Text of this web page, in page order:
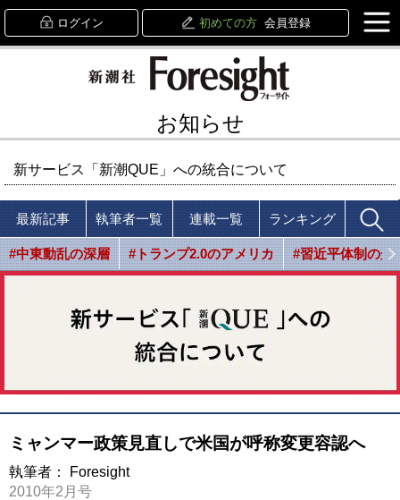
ログイン 初めての方 会員登録
お知らせ
新サービス「新潮QUE」への統合について
最新記事 執筆者一覧 連載一覧 ランキング
#中東動乱の深層 #トランプ2.0のアメリカ #習近平体制の光
ミャンマー政策見直しで米国が呼称変更容認へ
執筆者：
Foresight
2010年2月号